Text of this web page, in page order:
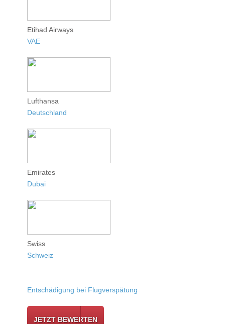
Etihad Airways
VAE
Lufthansa
Deutschland
Emirates
Dubai
Swiss
Schweiz
Entschädigung bei Flugverspätung
JETZT BEWERTEN